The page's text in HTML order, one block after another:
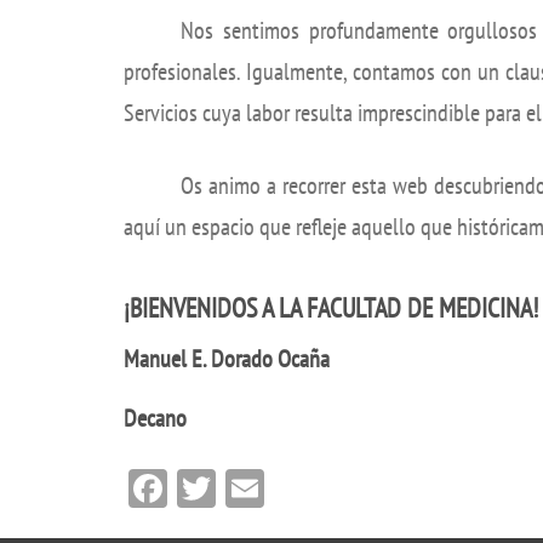
Nos sentimos profundamente
profesionales. Igualmente, contamos con un
Servicios cuya labor resulta imprescindible para
Os animo a recorrer esta web
aquí un espacio que refleje aquello que
¡BIENVENIDOS A LA FACULTAD DE MEDICINA!
Manuel E. Dorado Ocaña
Decano
Facebook
Twitter